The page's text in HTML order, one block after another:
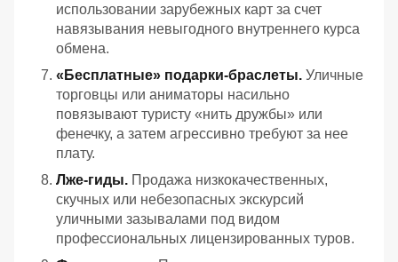
использовании зарубежных карт за счет
навязывания невыгодного внутреннего курса
обмена.
«Бесплатные» подарки-браслеты. Уличные
торговцы или аниматоры насильно
повязывают туристу «нить дружбы» или
фенечку, а затем агрессивно требуют за нее
плату.
Лже-гиды. Продажа низкокачественных,
скучных или небезопасных экскурсий
уличными зазывалами под видом
профессиональных лицензированных туров.